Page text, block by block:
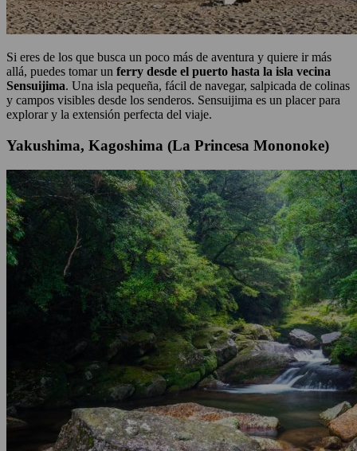
Si eres de los que busca un poco más de aventura y quiere ir más
allá, puedes tomar un ferry desde el puerto hasta la isla vecina
Sensuijima. Una isla pequeña, fácil de navegar, salpicada de colinas
y campos visibles desde los senderos. Sensuijima es un placer para
explorar y la extensión perfecta del viaje.
Yakushima, Kagoshima (La Princesa Mononoke)